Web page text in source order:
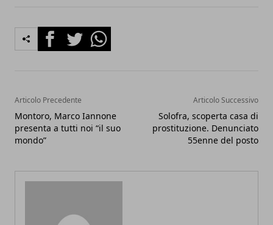
FacebookTwitterWhatsapp
Articolo Precedente
Montoro, Marco Iannone
presenta a tutti noi “il suo
mondo”
Articolo Successivo
Solofra, scoperta casa di
prostituzione. Denunciato
55enne del posto